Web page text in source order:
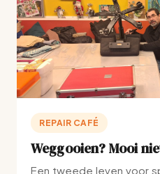
REPAIR CAFÉ
Weggooien? Mooi
Een tweede leven voor